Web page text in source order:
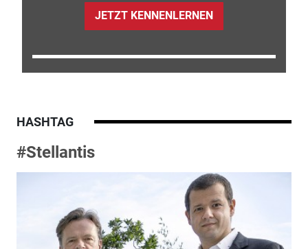
JETZT KENNENLERNEN
HASHTAG
#Stellantis